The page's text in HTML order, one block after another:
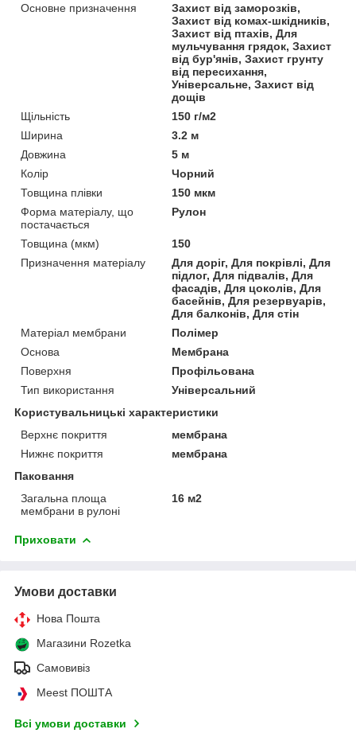
Основне призначення
Захист від заморозків,
Захист від комах-шкідників,
Захист від птахів, Для
мульчування грядок, Захист
від бур'янів, Захист грунту
від пересихання,
Універсальне, Захист від
дощів
Щільність
150 г/м2
Ширина
3.2 м
Довжина
5 м
Колір
Чорний
Товщина плівки
150 мкм
Форма матеріалу, що
постачається
Рулон
Товщина (мкм)
150
Призначення матеріалу
Для доріг, Для покрівлі, Для
підлог, Для підвалів, Для
фасадів, Для цоколів, Для
басейнів, Для резервуарів,
Для балконів, Для стін
Матеріал мембрани
Полімер
Основа
Мембрана
Поверхня
Профільована
Тип використання
Універсальний
Користувальницькі характеристики
Верхнє покриття
мембрана
Нижнє покриття
мембрана
Паковання
Загальна площа
мембрани в рулоні
16 м2
Приховати
Умови доставки
Нова Пошта
Магазини Rozetka
Самовивіз
Meest ПОШТА
Всі умови доставки